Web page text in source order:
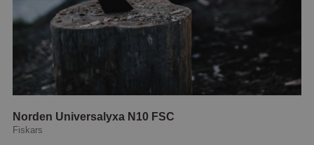
Norden Universalyxa N10 FSC
Fiskars